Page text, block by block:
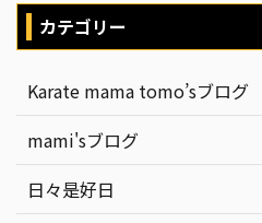
カテゴリー
Karate mama tomo’sブログ
mami'sブログ
日々是好日